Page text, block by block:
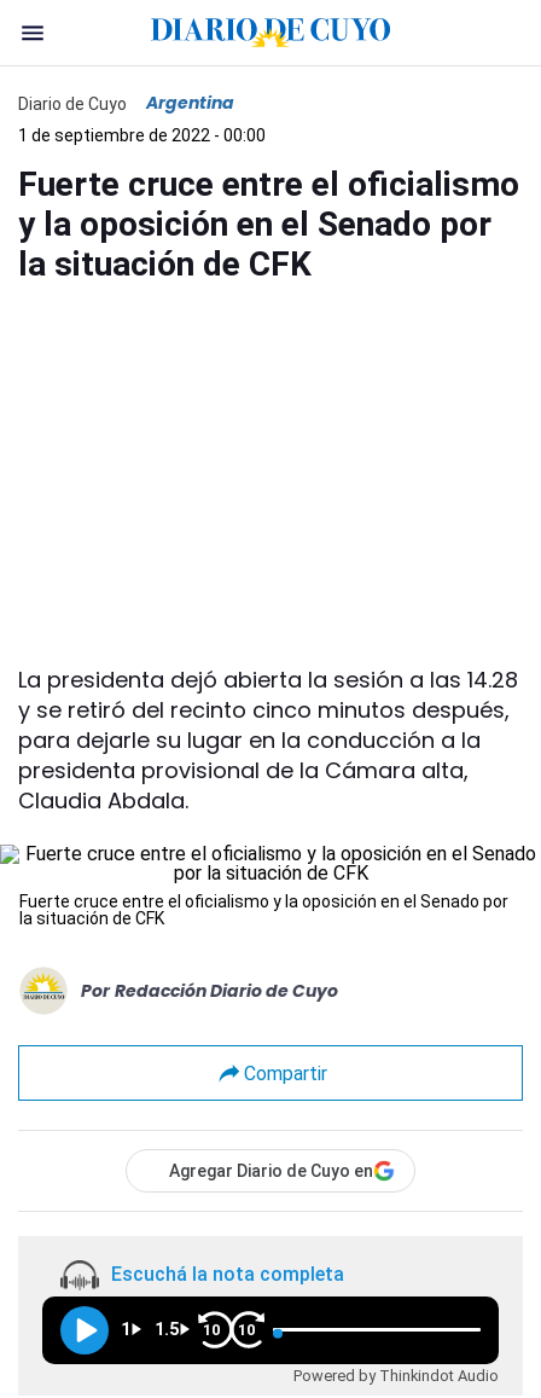
Diario de Cuyo Argentina
1 de septiembre de 2022 - 00:00
Fuerte cruce entre el oficialismo
y la oposición en el Senado por
la situación de CFK
La presidenta dejó abierta la sesión a las 14.28
y se retiró del recinto cinco minutos después,
para dejarle su lugar en la conducción a la
presidenta provisional de la Cámara alta,
Claudia Abdala.
Fuerte cruce entre el oficialismo y la oposición en el Senado por
la situación de CFK
Por Redacción Diario de Cuyo
Compartir
Agregar Diario de Cuyo en
Escuchá la nota completa
1 1.5 10 10
Powered by Thinkindot Audio